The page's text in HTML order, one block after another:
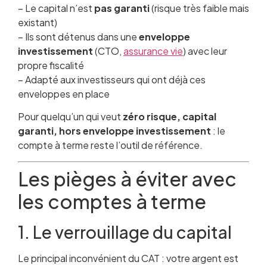
– Le capital n’est pas garanti(risque très faible mais
existant)
– Ils sont détenus dans uneenveloppe
investissement(CTO,assurance vie) avec leur
propre fiscalité
– Adapté aux investisseurs qui ont déjà ces
enveloppes en place
Pour quelqu’un qui veut zéro risque, capital
garanti, hors enveloppe investissement : le
compte à terme reste l’outil de référence.
Les pièges à éviter avec
les comptes à terme
1. Le verrouillage du capital
Le principal inconvénient du CAT : votre argent est